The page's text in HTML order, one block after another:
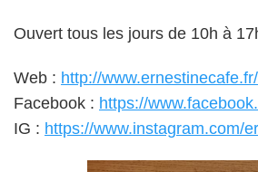
Ouvert tous les jours de 10h à
Web : http://www.ernestinecafe.fr/
Facebook : https://
IG : https://www.instagram.com/